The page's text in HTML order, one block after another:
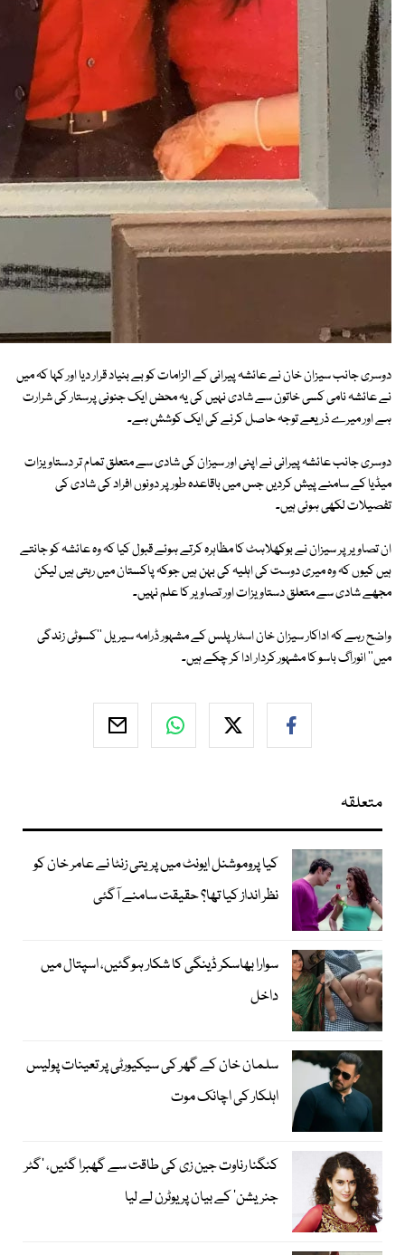
دوسری جانب سیزان خان نے عائشہ پیرانی کے الزامات کو بے بنیاد قرار دیا اور کہا کہ میں
نے عائشہ نامی کسی خاتون سے شادی نہیں کی یہ محض ایک جنونی پرستار کی شرارت
ہے اور میرے ذریعے توجہ حاصل کرنے کی ایک کوشش ہے۔
دوسری جانب عائشہ پیرانی نے اپنی اور سیزان کی شادی سے متعلق تمام تر دستاویزات
میڈیا کے سامنے پیش کردیں جس میں باقاعدہ طور پر دونوں افراد کی شادی کی
تفصیلات لکھی ہوئی ہیں۔
ان تصاویر پر سیزان نے بوکھلاہٹ کا مظاہرہ کرتے ہوئے قبول کیا کہ وہ عائشہ کو جانتے
ہیں کیوں کہ وہ میری دوست کی اہلیہ کی بہن ہیں جوکہ پاکستان میں رہتی ہیں لیکن
مجھے شادی سے متعلق دستاویزات اور تصاویر کا علم نہیں۔
واضح رہے کہ اداکار سیزان خان اسٹار پلس کے مشہور ڈرامہ سیریل ''کسوٹی زندگی
میں'' انوراگ باسو کا مشہور کردار ادا کر چکے ہیں۔
متعلقہ
کیا پروموشنل ایونٹ میں پریتی زنٹا نے عامر خان کو
نظر انداز کیا تھا؟ حقیقت سامنے آگئی
سوارا بھاسکر ڈینگی کا شکار ہوگئیں، اسپتال میں
داخل
سلمان خان کے گھر کی سیکیورٹی پر تعینات پولیس
اہلکار کی اچانک موت
کنگنا رناوت جین زی کی طاقت سے گھبرا گئیں، ’گٹر
جنریشن‘ کے بیان پر یوٹرن لے لیا